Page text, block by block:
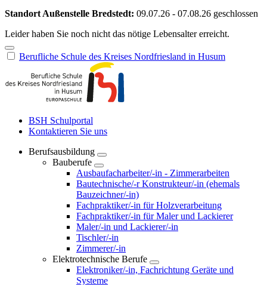
Standort Außenstelle Bredstedt: 09.07.26 - 07.08.26 geschlossen
Leider haben Sie noch nicht das nötige Lebensalter erreicht.
Berufliche Schule des Kreises Nordfriesland in Husum
BSH Schulportal
Kontaktieren Sie uns
Berufsausbildung
Bauberufe
Ausbaufacharbeiter/-in - Zimmerarbeiten
Bautechnische/-r Konstrukteur/-in (ehemals
Bauzeichner/-in)
Fachpraktiker/-in für Holzverarbeitung
Fachpraktiker/-in für Maler und Lackierer
Maler/-in und Lackierer/-in
Tischler/-in
Zimmerer/-in
Elektrotechnische Berufe
Elektroniker/-in, Fachrichtung Geräte und
Systeme